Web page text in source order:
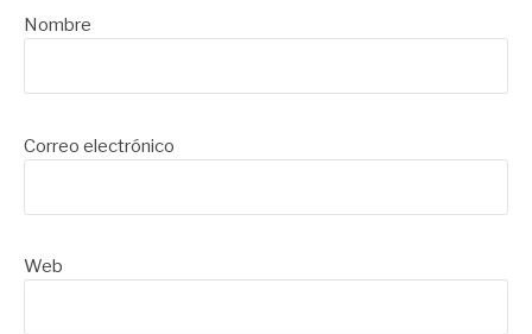
Nombre
Correo electrónico
Web